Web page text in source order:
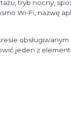
tryb nocny,
Wi-Fi, nazwę
obsługiwanym
jeden z